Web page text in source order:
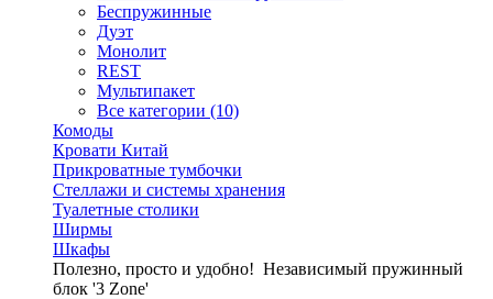
Беспружинные
Дуэт
Монолит
REST
Мультипакет
Все категории (10)
Комоды
Кровати Китай
Прикроватные тумбочки
Стеллажи и системы хранения
Туалетные столики
Ширмы
Шкафы
Полезно, просто и удобно! Независимый пружинный
блок '3 Zone'